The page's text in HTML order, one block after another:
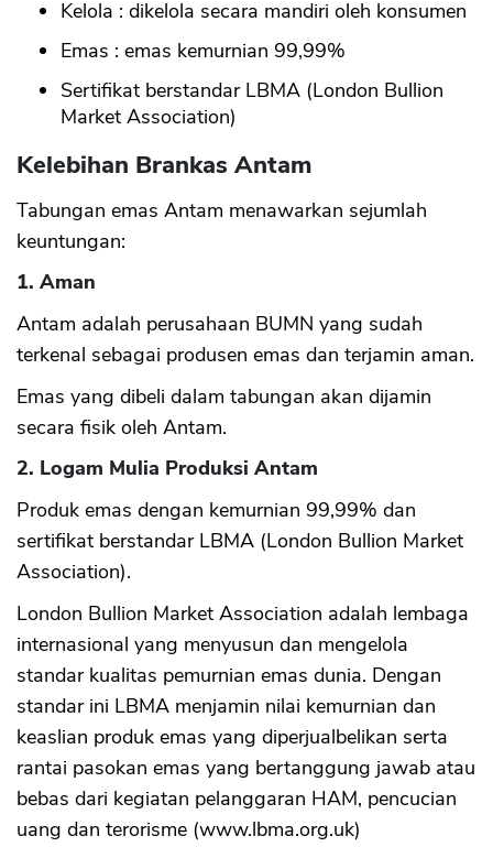
Kelola : dikelola secara mandiri oleh konsumen
Emas : emas kemurnian 99,99%
Sertifikat berstandar LBMA (London Bullion
Market Association)
Kelebihan Brankas Antam
Tabungan emas Antam menawarkan sejumlah
keuntungan:
1. Aman
Antam adalah perusahaan BUMN yang sudah
terkenal sebagai produsen emas dan terjamin aman.
Emas yang dibeli dalam tabungan akan dijamin
secara fisik oleh Antam.
2. Logam Mulia Produksi Antam
Produk emas dengan kemurnian 99,99% dan
sertifikat berstandar LBMA (London Bullion Market
Association).
London Bullion Market Association adalah lembaga
internasional yang menyusun dan mengelola
standar kualitas pemurnian emas dunia. Dengan
standar ini LBMA menjamin nilai kemurnian dan
keaslian produk emas yang diperjualbelikan serta
rantai pasokan emas yang bertanggung jawab atau
bebas dari kegiatan pelanggaran HAM, pencucian
uang dan terorisme (www.lbma.org.uk)